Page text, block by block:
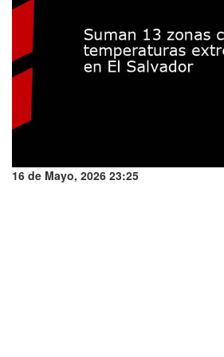
16 de Mayo, 2026 23:25